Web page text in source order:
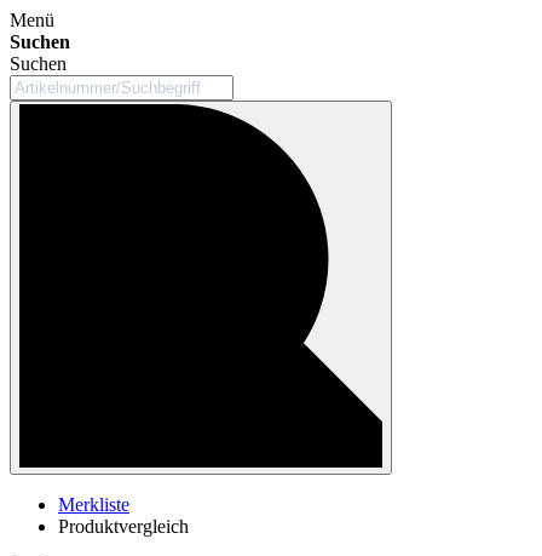
Menü
Suchen
Suchen
Merkliste
Produktvergleich